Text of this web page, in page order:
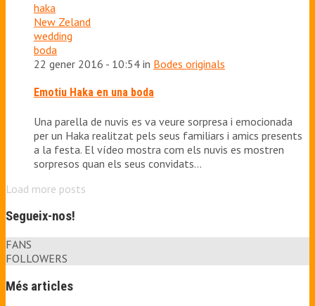
haka
New Zeland
wedding
boda
22 gener 2016 - 10:54 in Bodes originals
Emotiu Haka en una boda
Una parella de nuvis es va veure sorpresa i emocionada
per un Haka realitzat pels seus familiars i amics presents
a la festa. El vídeo mostra com els nuvis es mostren
sorpresos quan els seus convidats…
Load more posts
Segueix-nos!
FANS
FOLLOWERS
Més articles